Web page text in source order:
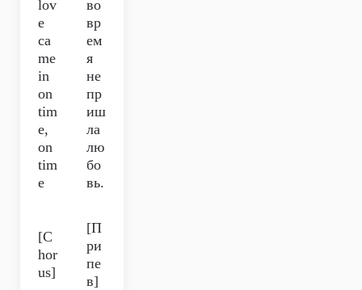
lov
e
ca
me
in
on
tim
e,
on
tim
e
во
вр
ем
я
не
пр
иш
ла
лю
бо
вь.
[C
hor
us]
[П
ри
пе
в]